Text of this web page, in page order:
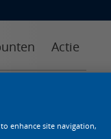
Actie
enhance site navigation,